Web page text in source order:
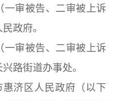
审被告、二审被上诉
政府。
审被告、二审被上诉
路街道办事处。
济区人民政府（以下